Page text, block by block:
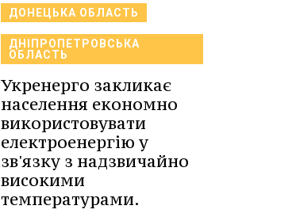
ДОНЕЦЬКА ОБЛАСТЬ
ДНІПРОПЕТРОВСЬКА
ОБЛАСТЬ
Укренерго закликає
населення економно
використовувати
електроенергію у
зв'язку з надзвичайно
високими
температурами.